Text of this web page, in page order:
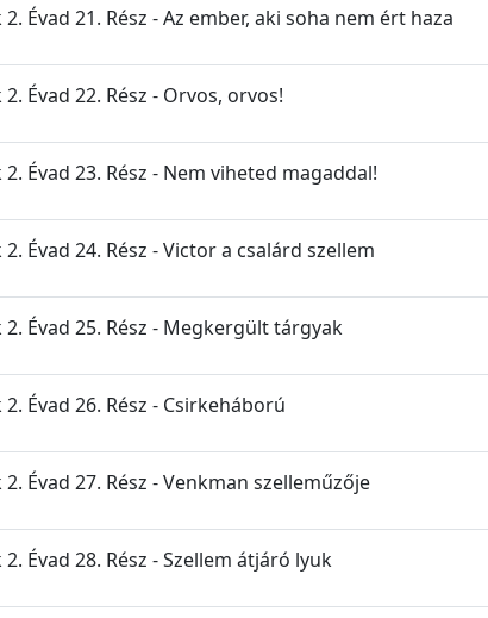
Évad 21. Rész - Az ember, aki soha nem ért haza
Évad 22. Rész - Orvos, orvos!
Évad 23. Rész - Nem viheted magaddal!
Évad 24. Rész - Victor a csalárd szellem
Évad 25. Rész - Megkergült tárgyak
Évad 26. Rész - Csirkeháború
Évad 27. Rész - Venkman szelleműzője
Évad 28. Rész - Szellem átjáró lyuk